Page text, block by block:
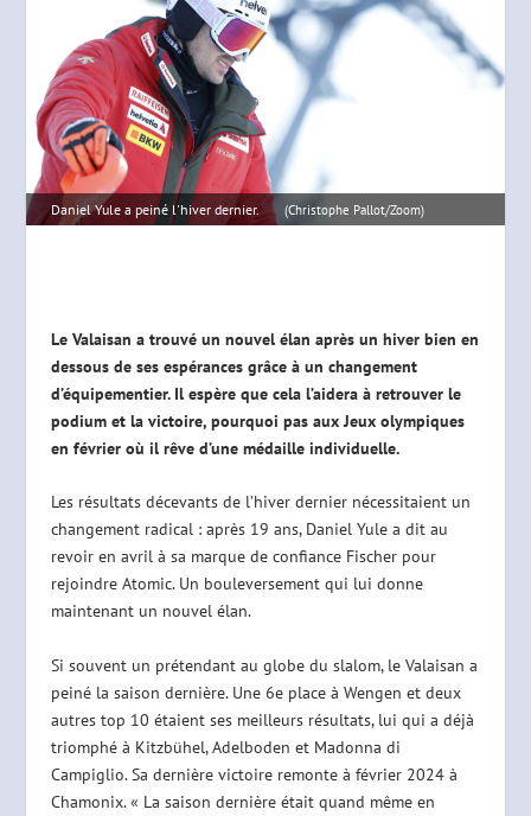
Daniel Yule a peiné l'hiver dernier. (Christophe Pallot/Zoom)
Le Valaisan a trouvé un nouvel élan après un hiver bien en
dessous de ses espérances grâce à un changement
d’équipementier. Il espère que cela l’aidera à retrouver le
podium et la victoire, pourquoi pas aux Jeux olympiques
en février où il rêve d’une médaille individuelle.
Les résultats décevants de l’hiver dernier nécessitaient un
changement radical : après 19 ans, Daniel Yule a dit au
revoir en avril à sa marque de confiance Fischer pour
rejoindre Atomic. Un bouleversement qui lui donne
maintenant un nouvel élan.
Si souvent un prétendant au globe du slalom, le Valaisan a
peiné la saison dernière. Une 6e place à Wengen et deux
autres top 10 étaient ses meilleurs résultats, lui qui a déjà
triomphé à Kitzbühel, Adelboden et Madonna di
Campiglio. Sa dernière victoire remonte à février 2024 à
Chamonix. « La saison dernière était quand même en